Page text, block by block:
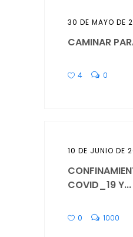
30 DE MAYO DE
CAMINAR
4 0
10 DE JUNIO DE
COVID_19 Y...
0 1000